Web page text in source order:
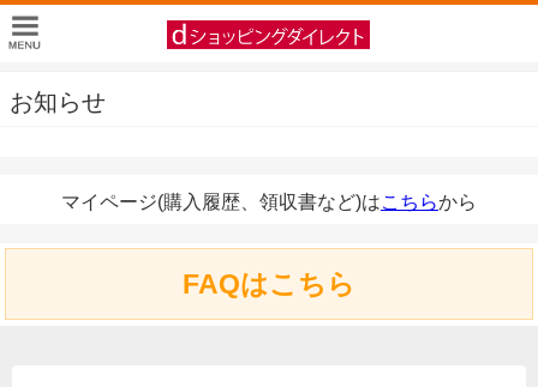
お知らせ
マイページ(購入履歴、領収書など)はこちらから
FAQはこちら